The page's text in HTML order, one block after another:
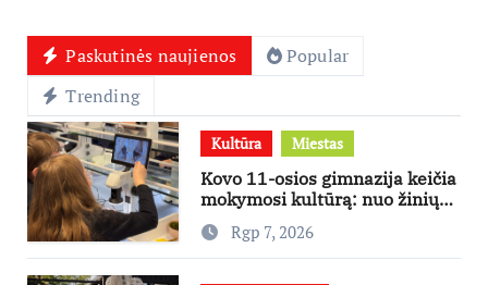
Paskutinės naujienos
Popular
Trending
Kultūra Miestas
Kovo 11-osios gimnazija keičia
mokymosi kultūrą: nuo žinių
kaupimo – prie jų supratimo ir
taikymo
Rgp 7, 2026